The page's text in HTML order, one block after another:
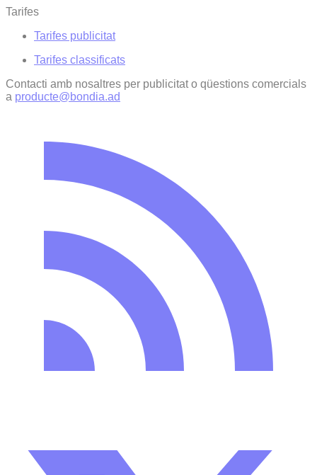
Tarifes
Tarifes publicitat
Tarifes classificats
Contacti amb nosaltres per publicitat o qüestions comercials
a producte@bondia.ad